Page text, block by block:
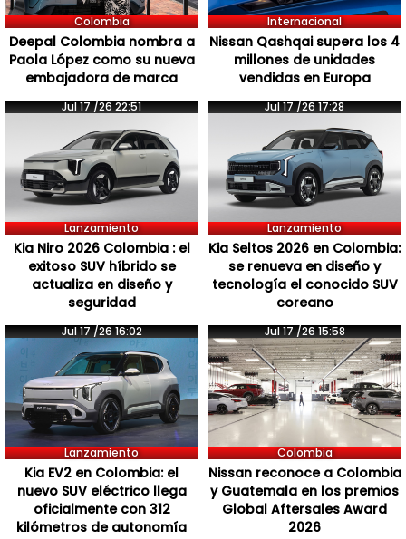
Colombia
Deepal Colombia nombra a
Paola López como su nueva
embajadora de marca
Internacional
Nissan Qashqai supera los 4
millones de unidades
vendidas en Europa
Jul 17 /26 22:51
Lanzamiento
Kia Niro 2026 Colombia : el
exitoso SUV híbrido se
actualiza en diseño y
seguridad
Jul 17 /26 17:28
Lanzamiento
Kia Seltos 2026 en Colombia:
se renueva en diseño y
tecnología el conocido SUV
coreano
Jul 17 /26 16:02
Lanzamiento
Kia EV2 en Colombia: el
nuevo SUV eléctrico llega
oficialmente con 312
kilómetros de autonomía
Jul 17 /26 15:58
Colombia
Nissan reconoce a Colombia
y Guatemala en los premios
Global Aftersales Award
2026